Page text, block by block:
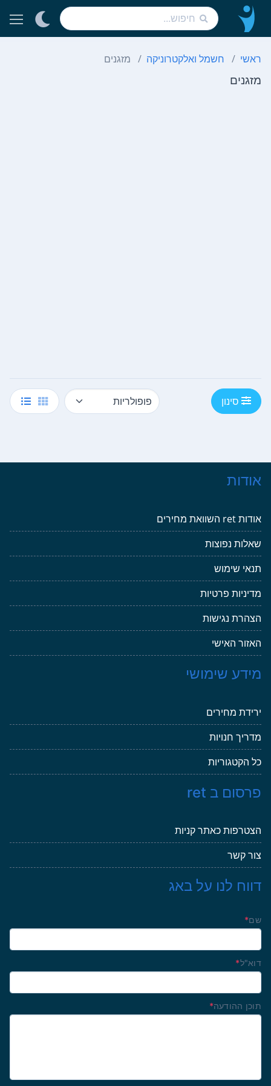
ראשי חשמל ואלקטרוניקה מזגנים
מזגנים
סינון
אודות
אודות ret השוואת מחירים
שאלות נפוצות
תנאי שימוש
מדיניות פרטיות
הצהרת נגישות
האזור האישי
מידע שימושי
ירידת מחירים
מדריך חנויות
כל הקטגוריות
פרסום ב ret
הצטרפות כאתר קניות
צור קשר
דווח לנו על באג
שם*
דוא"ל*
תוכן ההודעה*